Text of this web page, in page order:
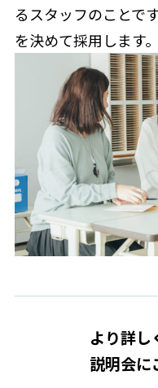
るスタッフのことで
を決めて採用します。
より詳し
説明会に